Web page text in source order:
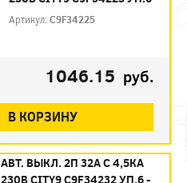
Артикул:C9F34225
1046.15 руб.
В КОРЗИНУ
АВТ. ВЫКЛ. 2П 32А С 4,5КА
230В CITY9 C9F34232 УП.6 -